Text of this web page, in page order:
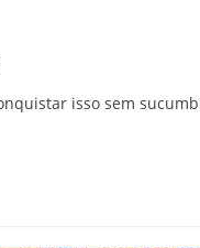
isso sem